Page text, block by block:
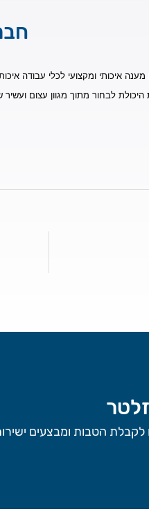
איכותי ומקצועי לכלי עבודה
לבחור מתוך מגוון עצום
לקבלת הטבות ומבצעים